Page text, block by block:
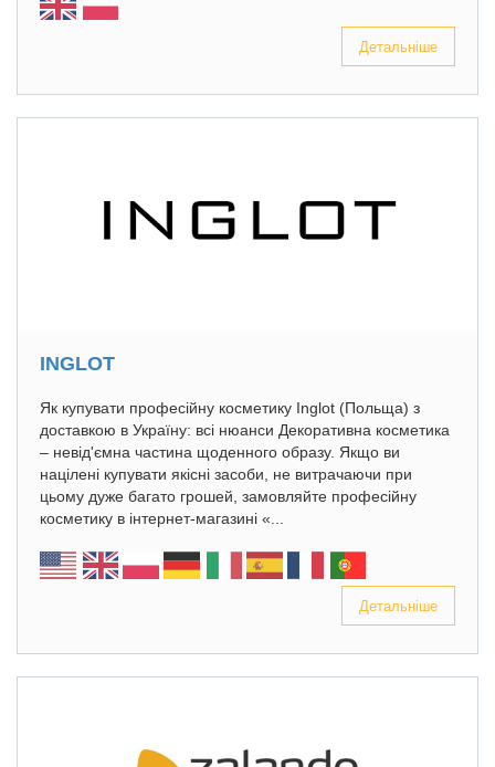
Детальніше
INGLOT
Як купувати професійну косметику Inglot (Польща) з
доставкою в Україну: всі нюанси Декоративна косметика
– невід'ємна частина щоденного образу. Якщо ви
націлені купувати якісні засоби, не витрачаючи при
цьому дуже багато грошей, замовляйте професійну
косметику в інтернет-магазині «...
Детальніше